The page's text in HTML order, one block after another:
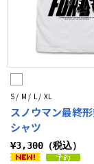
S / M / L / XL
スノウマン最終
シャツ
¥3,300（税込）